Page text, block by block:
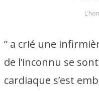
” a crié une
de l’inconnu se
cardiaque s’est